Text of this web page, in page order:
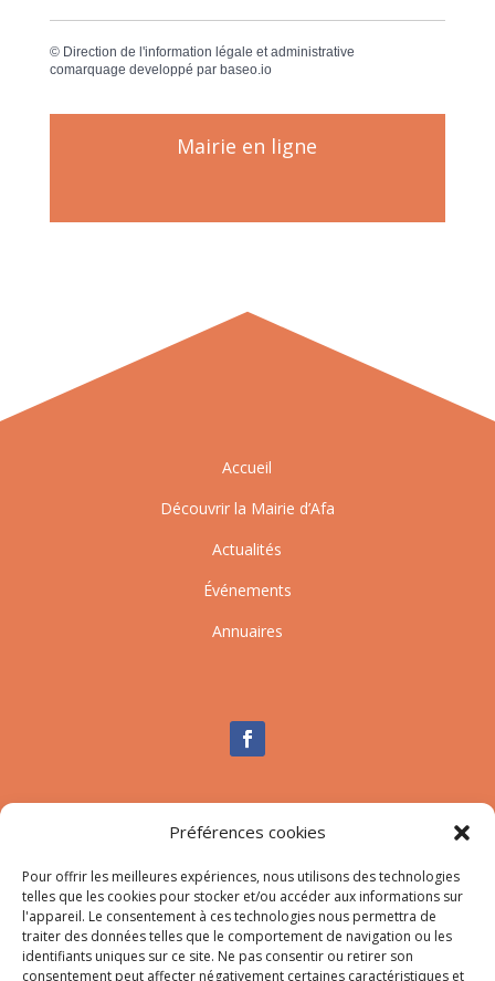
Préférences cookies
Pour offrir les meilleures expériences, nous utilisons des technologies
telles que les cookies pour stocker et/ou accéder aux informations sur
l'appareil. Le consentement à ces technologies nous permettra de
traiter des données telles que le comportement de navigation ou les
identifiants uniques sur ce site. Ne pas consentir ou retirer son
consentement peut affecter négativement certaines caractéristiques et
© Direction de l'information légale et administrative
comarquage developpé par baseo.io
Mairie en ligne
Accueil
Découvrir la Mairie d’Afa
Actualités
Événements
Annuaires
Nous contacter
Mail:secretariat-mairie@afa.corsica
Adresse :785 Strada d’Afà – Merria 20167 Afa